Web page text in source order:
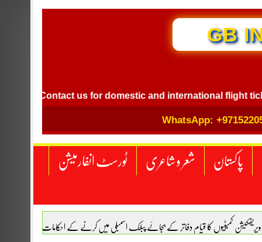
GB
Contact us for domestic and international flight ticket
WhatsApp:
پاکستان شعر و شاعری ٹورسٹ انفارمیشن
کمیٹیوں کا قیام دفاتر کے بجائے پبلک اسمبلی میں کرنے کے احکامات